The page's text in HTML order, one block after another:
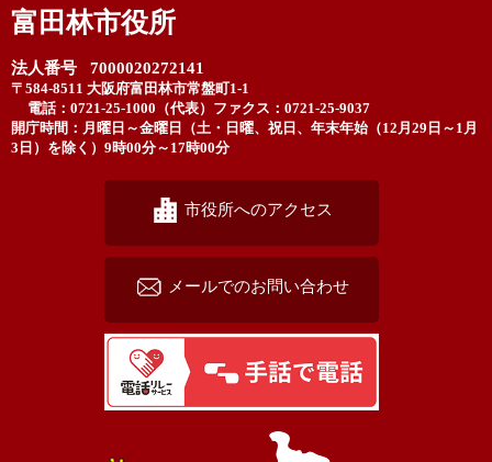
富田林市役所
法人番号 7000020272141
〒584-8511 大阪府富田林市常盤町1-1
電話：0721-25-1000（代表） ファクス：0721-25-9037
開庁時間：月曜日～金曜日（土・日曜、祝日、年末年始（12月29日～1月
3日）を除く）9時00分～17時00分
市役所へのアクセス
メールでのお問い合わせ